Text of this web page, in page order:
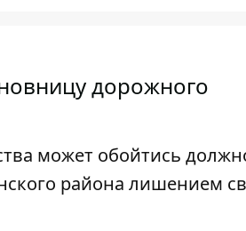
дорожного
может обойтись
района лишением